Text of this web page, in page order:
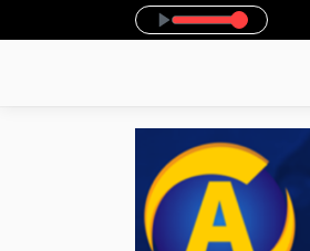
Tocando agora: Gospel night - Parte 1